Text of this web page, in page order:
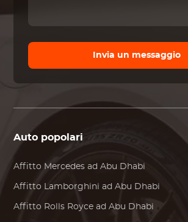
Invia un messaggio
Auto popolari
Affitto Mercedes ad Abu Dhabi
Affitto Lamborghini ad Abu Dhabi
Affitto Rolls Royce ad Abu Dhabi